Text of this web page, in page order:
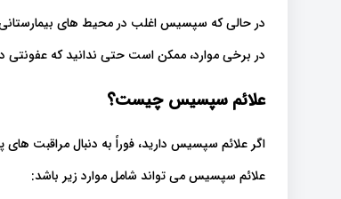
در حالی که سپسیس اغلب در محیط های
در برخی موارد، ممکن است حتی ندانید که عفونتی
علائم سپسیس چیست؟
اگر علائم سپسیس دارید، فوراً به دنبال مراقبت
علائم سپسیس می تواند شامل موارد زیر باشد: